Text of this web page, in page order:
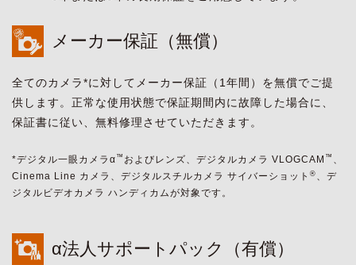
メーカー保証（無償）
全てのカメラ*に対してメーカー保証（1年間）を無償でご提
供します。正常な使用状態で保証期間内に故障した場合に、
保証書に従い、無料修理させていただきます。
*デジタル一眼カメラα ™ およびレンズ、デジタルカメラ VLOGCAM ™ 、
Cinema Line カメラ、デジタルスチルカメラ サイバーショット ® 、デ
ジタルビデオカメラ ハンディカムが対象です。
α法人サポートパック（有償）